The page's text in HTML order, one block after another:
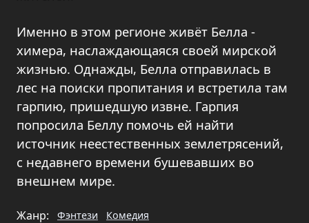
Именно в этом регионе живёт Белла -
химера, наслаждающаяся своей мирской
жизнью. Однажды, Белла отправилась в
лес на поиски пропитания и встретила там
гарпию, пришедшую извне. Гарпия
попросила Беллу помочь ей найти
источник неестественных землетрясений,
с недавнего времени бушевавших во
внешнем мире.
Жанр: Фэнтези Комедия